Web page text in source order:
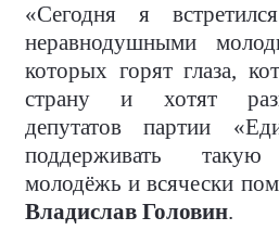
«Сегодня я
неравнодушными
которых горят глаза,
страну и хотят
депутатов партии
поддерживать
молодёжь и всячески
Владислав Головин.